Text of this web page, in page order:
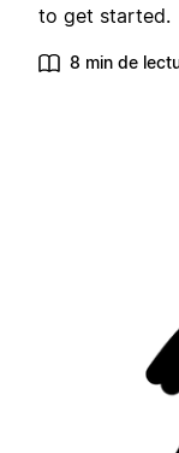
to get started.
8 min de